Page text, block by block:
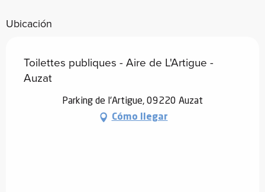
Ubicación
Toilettes publiques - Aire de L'Artigue -
Auzat
Parking de l'Artigue, 09220 Auzat
Cómo llegar